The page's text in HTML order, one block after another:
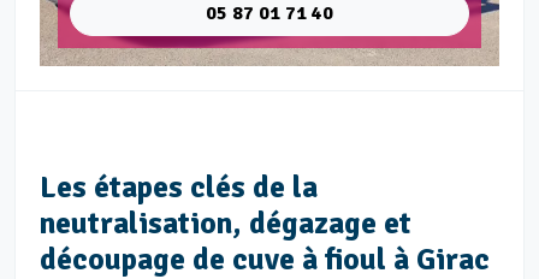
05 87 01 71 40
Les étapes clés de la
neutralisation, dégazage et
découpage de cuve à fioul à Girac